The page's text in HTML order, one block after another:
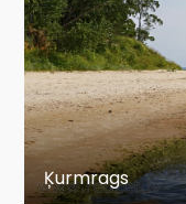
Ķurmrags